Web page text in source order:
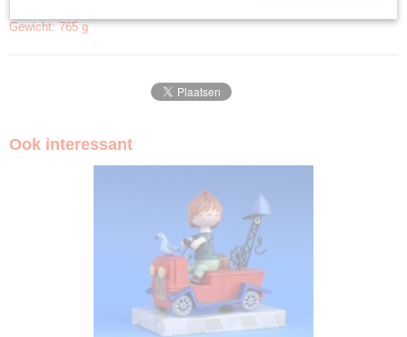
Gewicht: 765 g
Ook interessant